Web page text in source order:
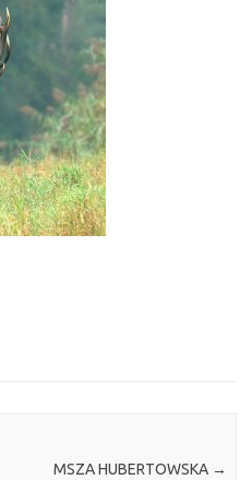
MSZA HUBERTOWSKA →